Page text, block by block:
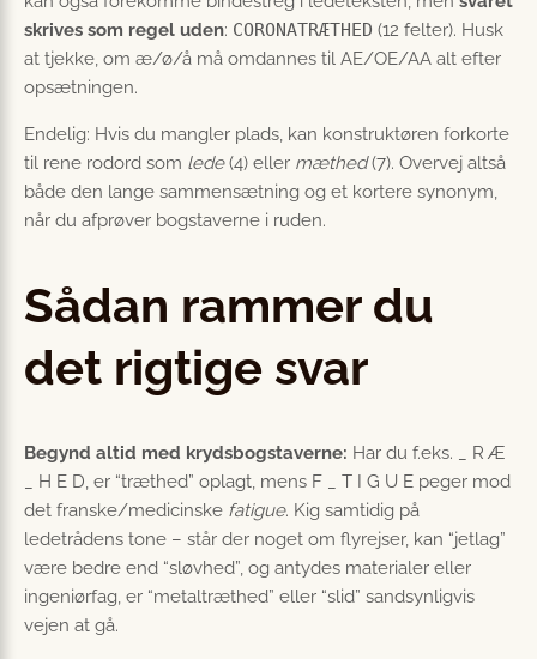
skrives som regel uden: CORONATRÆTHED (12 felter). Husk
at tjekke, om æ/ø/å må omdannes til AE/OE/AA alt efter
opsætningen.
Endelig: Hvis du mangler plads, kan konstruktøren forkorte
til rene rodord som lede(4) eller mæthed(7). Overvej altså
både den lange sammensætning og et kortere synonym,
når du afprøver bogstaverne i ruden.
Sådan rammer du
det rigtige svar
Begynd altid med krydsbogstaverne: Har du f.eks. _ R Æ
_ H E D, er “træthed” oplagt, mens F _ T I G U E peger mod
det franske/medicinske fatigue. Kig samtidig på
ledetrådens tone – står der noget om flyrejser, kan “jetlag”
være bedre end “sløvhed”, og antydes materialer eller
ingeniørfag, er “metaltræthed” eller “slid” sandsynligvis
vejen at gå.